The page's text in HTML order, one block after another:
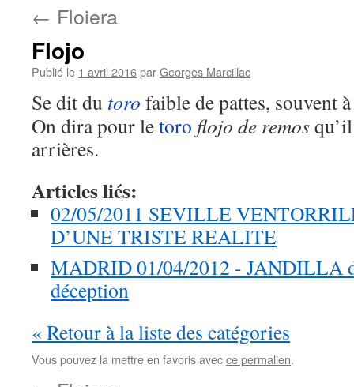
← Flojera
Flojo
Publié le 1 avril 2016parGeorges Marcillac
Se dit du toro faible de pattes, souvent
On dira pour letoro flojo de remos
arrières.
Articles liés:
02/05/2011 SEVILLE
D’UNE TRISTE REALITE
MADRID 01/04/2012 - JANDILLA
déception
« Retour à la liste des catégories
Vous pouvez la mettre en favoris avecce permalien.